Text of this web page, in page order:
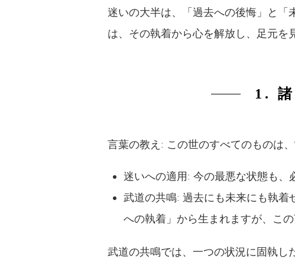
迷いの大半は、「過去への後悔」と「
は、その執着から心を解放し、足元を
1.
言葉の教え: この世のすべてのものは
迷いへの適用: 今の最悪な状態も、
武道の共鳴: 過去にも未来にも執
への執着」から生まれますが、こ
武道の共鳴では、一つの状況に固執し